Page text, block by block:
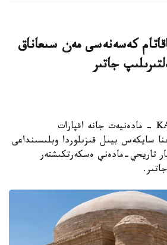
كەسەنەسى مەن سىعاناق
جاتىر
قىزىلوردا. KAZINFORM - مادەنيەت جانە اقپارات
سايكەس بيىل قىزىلوردا وبلىسىنداعى
تاريحي-مادەني ەسكەرتكىشتەر